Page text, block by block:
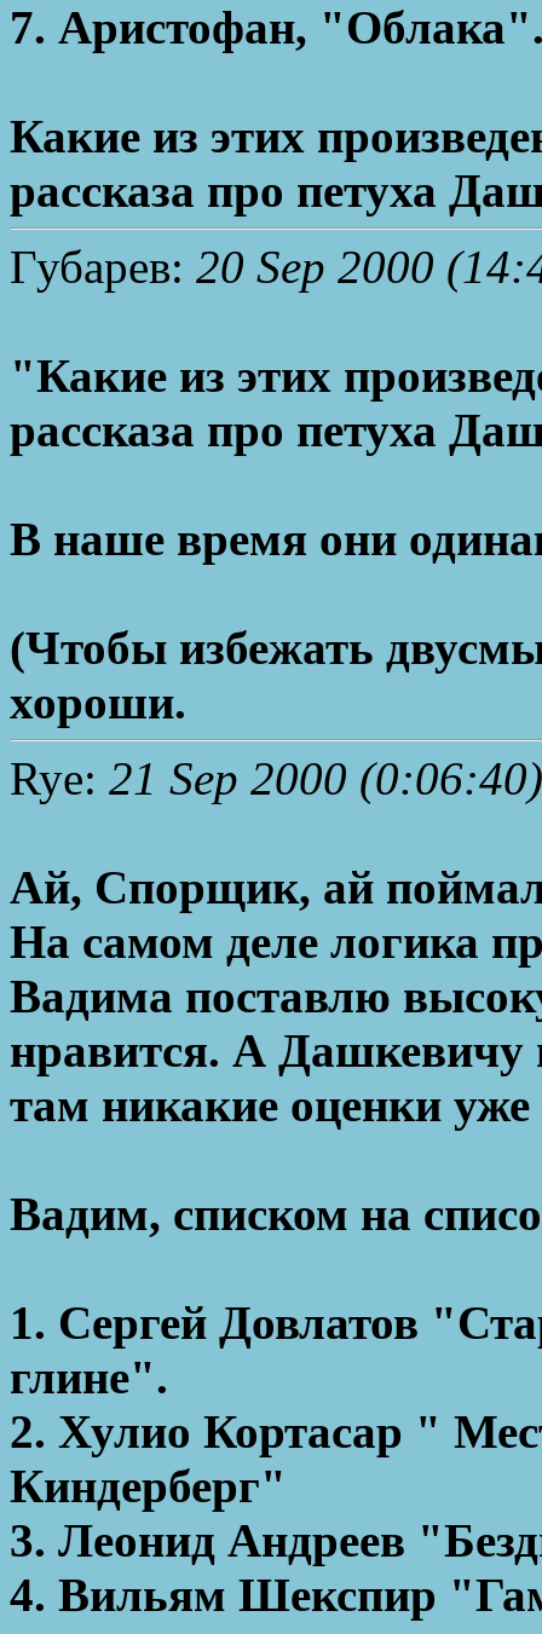
7. Аристофан,
Какие из этих
рассказа про петуха
Губарев: 20 Sep 2000
"Какие из этих
рассказа про петуха
В наше время они
(Чтобы избежать
хороши.
Rye: 21 Sep 2000 (0:06:40)
Ай, Спорщик, ай
На самом деле логика
Вадима поставлю
нравится. А Дашкевичу
там никакие оценки
Вадим, списком на
1. Сергей Довлатов
глине".
2. Хулио Кортасар "
Киндерберг"
3. Леонид Андреев
4. Вильям Шекспир